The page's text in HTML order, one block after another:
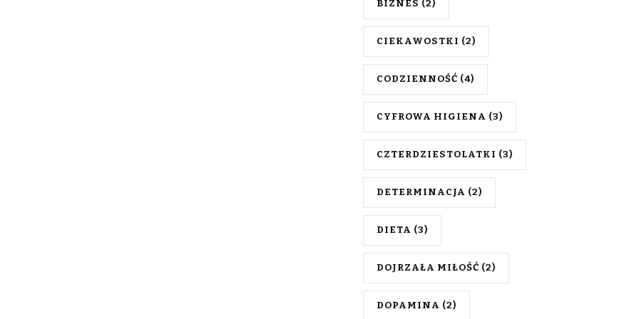
BIZNES (2)
CIEKAWOSTKI (2)
CODZIENNOŚĆ (4)
CYFROWA HIGIENA (3)
CZTERDZIESTOLATKI (3)
DETERMINACJA (2)
DIETA (3)
DOJRZAŁA MIŁOŚĆ (2)
DOPAMINA (2)